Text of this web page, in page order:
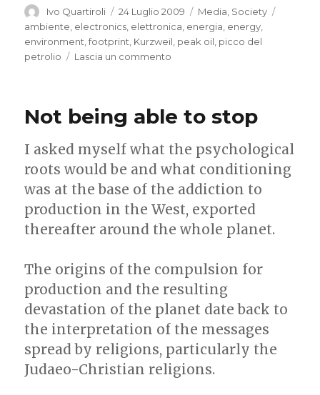
Autore
Ivo Quartiroli
Pubblicato
il
24 Luglio 2009 Categorie
Media Society
ambiente electronics elettronica energia energy
environment ,footprint Kurzweil peak oil picco del
petrolio
Lascia un commento
With
Smelly
Footprints
Quei
piccoli
chip
con
enormi
impronte
puzzolenti
Not being able to stop
I asked myself what the psychological
roots would be and what conditioning
was at the base of the addiction to
production in the West, exported
thereafter around the whole planet.
The origins of the compulsion for
production and the resulting
devastation of the planet date back to
the interpretation of the messages
spread by religions, particularly the
Judaeo-Christian religions.